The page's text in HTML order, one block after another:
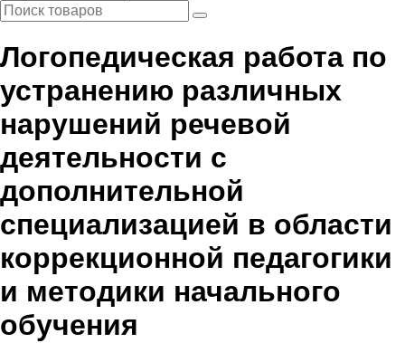
Логопедическая работа по
устранению различных
нарушений речевой
деятельности с
дополнительной
специализацией в области
коррекционной педагогики
и методики начального
обучения